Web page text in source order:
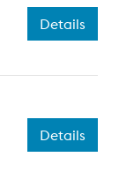
Details
Details